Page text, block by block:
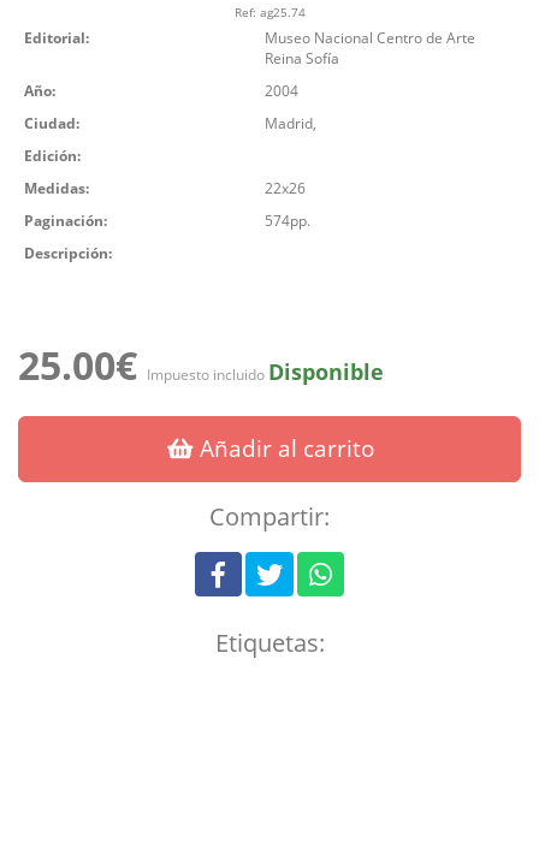
Ref: ag25.74
Editorial:
Museo Nacional Centro de Arte
Reina Sofía
Año:
2004
Ciudad:
Madrid,
Edición:
Medidas:
22x26
Paginación:
574pp.
Descripción:
25.00€ Impuesto incluido Disponible
Añadir al carrito
Compartir:
Etiquetas: